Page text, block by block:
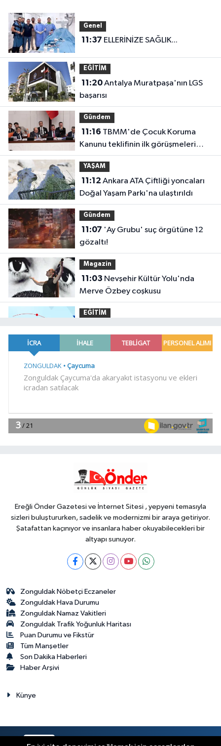
Genel
11:37 ELLERİNİZE SAĞLIK...
EĞİTİM
11:20Antalya Muratpaşa'nın LGS
başarısı
Gündem
11:16
Kanunu teklifinin ilk görüşmeleri
tamamlandı
YAŞAM
11:12
Doğal Yaşam Parkı'na ulaştırıldı
Gündem
11:07
gözaltı!
Magazin
11:03
Merve Özbey coşkusu
EĞİTİM
araştırmacılara performans bursu
çağrısı
10:56Ayvalık, Tarihi Gümrük
10:50
Gazeteci Barış Selçuk saygıyla anıldı
Ereğli Önder Gazetesi ve İnternet Sitesi , yepyeni temasıyla
sizleri buluştururken, sadelik ve modernizmi bir araya getiriyor.
Şatafattan kaçınıyor ve insanlara haber okuyabilecekleri bir
altyapı sunuyor.
Zonguldak Nöbetçi Eczaneler
Zonguldak Hava Durumu
Zonguldak Namaz Vakitleri
Zonguldak Trafik Yoğunluk Haritası
Puan Durumu ve Fikstür
Tüm Manşetler
Son Dakika Haberleri
Haber Arşivi
Künye